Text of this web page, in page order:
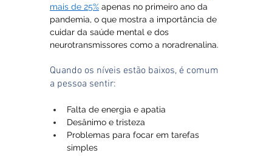
mais de 25% apenas no primeiro ano da
pandemia, o que mostra a importância de
cuidar da saúde mental e dos
neurotransmissores como a noradrenalina.
Quando os níveis estão baixos, é comum
a pessoa sentir:
Falta de energia e apatia
Desânimo e tristeza
Problemas para focar em tarefas
simples